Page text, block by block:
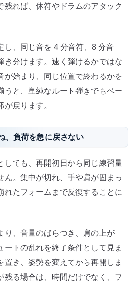
残れば、休符やドラムのアタック
し、同じ音を 4 分音符、8 分音
き分けます。速く弾けるかではな
が始まり、同じ位置で終わるかを
うと、単純なルート弾きでもベー
戻ります。
、負荷を急に戻さない
しても、再開初日から同じ練習量
ん。集中が切れ、手や肩が固まっ
れたフォームまで反復することに
り、音量のばらつき、肩の上が
ートの乱れを終了条件として見ま
置き、姿勢を変えてから再開しま
残る場合は、時間だけでなく、フ